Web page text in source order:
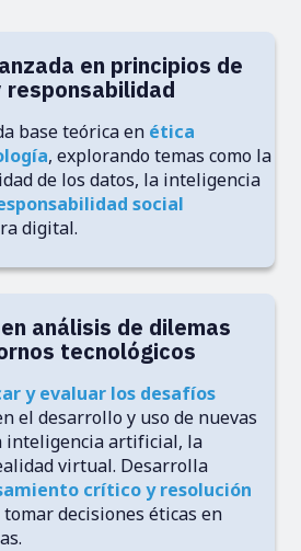
en principios de
base teórica en ética
, explorando temas como la
de los datos, la inteligencia
social
digital.
análisis de dilemas
tecnológicos
y evaluar los desafíos
el desarrollo y uso de nuevas
inteligencia artificial, la
virtual. Desarrolla
crítico y resolución
decisiones éticas en